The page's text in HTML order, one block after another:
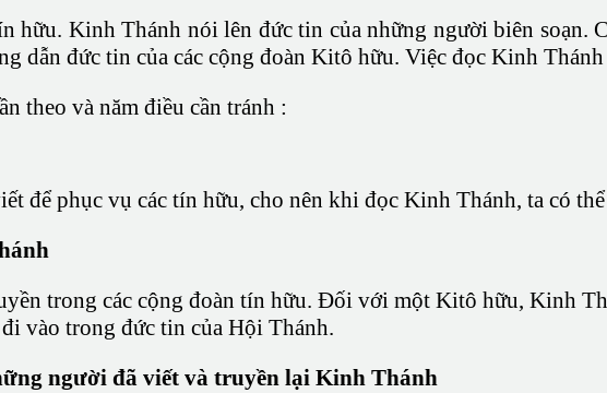
hữu. Kinh Thánh nói lên đức tin của những người biên soạn.
dẫn đức tin của các cộng đoàn Kitô hữu. Việc đọc Kinh
theo và năm điều cần tránh :
để phục vụ các tín hữu, cho nên khi đọc Kinh Thánh, ta có
trong các cộng đoàn tín hữu. Đối với một Kitô hữu, Kinh
vào trong đức tin của Hội Thánh.
người đã viết và truyền lại Kinh Thánh